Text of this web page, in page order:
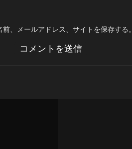
、メールアドレス、サイトを保存する。